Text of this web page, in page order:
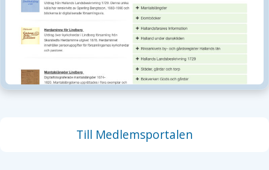
Till Medlemsportalen